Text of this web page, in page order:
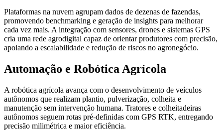
Plataformas na nuvem agrupam dados de dezenas de fazendas,
promovendo benchmarking e geração de insights para melhorar
cada vez mais. A integração com sensores, drones e sistemas GPS
cria uma rede agrodigital capaz de orientar produtores com precisão,
apoiando a escalabilidade e redução de riscos no agronegócio.
Automação e Robótica Agrícola
A robótica agrícola avança com o desenvolvimento de veículos
autônomos que realizam plantio, pulverização, colheita e
manutenção sem intervenção humana. Tratores e colheitadeiras
autônomos seguem rotas pré-definidas com GPS RTK, entregando
precisão milimétrica e maior eficiência.